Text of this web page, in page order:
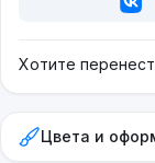
Хотите
Цвета и